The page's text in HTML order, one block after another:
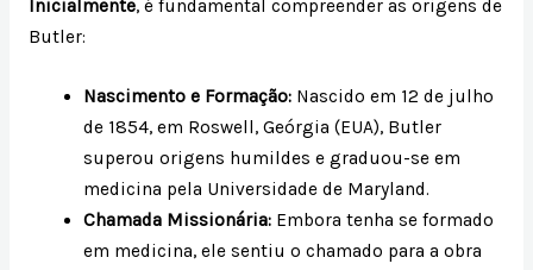
Inicialmente, é fundamental compreender as origens de
Butler:
Nascimento e Formação: Nascido em 12 de julho
de 1854, em Roswell, Geórgia (EUA), Butler
superou origens humildes e graduou-se em
medicina pela Universidade de Maryland.
Chamada Missionária: Embora tenha se formado
em medicina, ele sentiu o chamado para a obra